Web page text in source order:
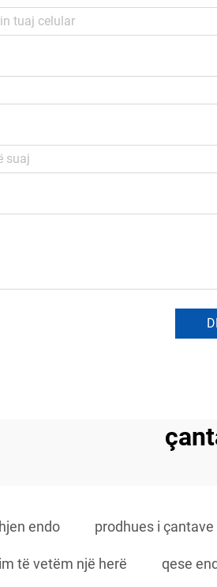
endo prodhues i çantave
të vetëm një herë qese